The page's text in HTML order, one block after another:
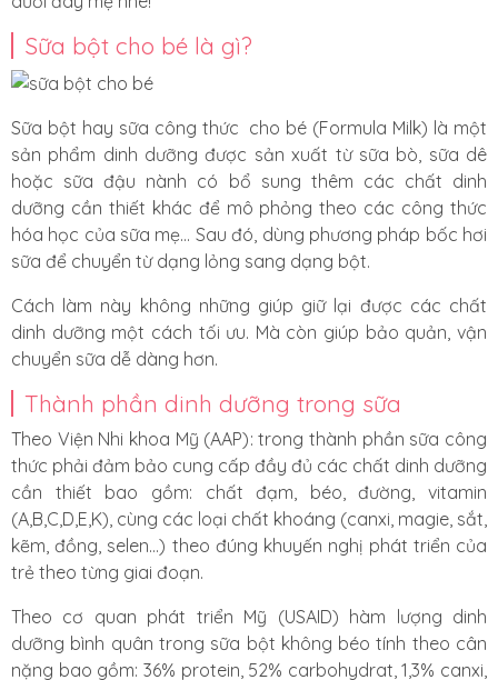
Sữa bột cho bé là gì?
Sữa bột hay sữa công thức cho bé (Formula Milk) là một
sản phẩm dinh dưỡng được sản xuất từ sữa bò, sữa dê
hoặc sữa đậu nành có bổ sung thêm các chất dinh
dưỡng cần thiết khác để mô phỏng theo các công thức
hóa học của sữa mẹ… Sau đó, dùng phương pháp bốc hơi
sữa để chuyển từ dạng lỏng sang dạng bột.
Cách làm này không những giúp giữ lại được các chất
dinh dưỡng một cách tối ưu. Mà còn giúp bảo quản, vận
chuyển sữa dễ dàng hơn.
Thành phần dinh dưỡng trong sữa
Theo Viện Nhi khoa Mỹ (AAP): trong thành phần sữa công
thức phải đảm bảo cung cấp đầy đủ các chất dinh dưỡng
cần thiết bao gồm: chất đạm, béo, đường, vitamin
(A,B,C, D ,E,K), cùng các loại chất khoáng (canxi , magie, sắt,
kẽm, đồng, selen…) theo đúng khuyến nghị phát triển của
trẻ theo từng giai đoạn.
Theo cơ quan phát triển Mỹ (USAID) hàm lượng dinh
dưỡng bình quân trong sữa bột không béo tính theo cân
nặng bao gồm: 36% protein, 52% carbohydrat, 1,3% canxi,